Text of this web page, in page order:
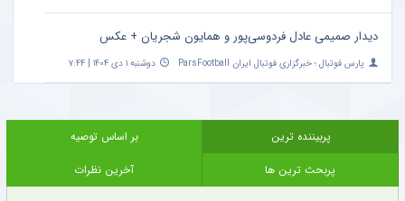
دیدار صمیمی عادل فردوسی‌پور و همایون شجریان + عکس
پارس فوتبال ؛ خبرگزاری فوتبال ایران ParsFootball دوشنبه ۱ دی ۱۴۰۴ | ۷:۴۴
پربیننده ترین
بر اساس توصیه
پربحث ترین ها
آخرین نظرات